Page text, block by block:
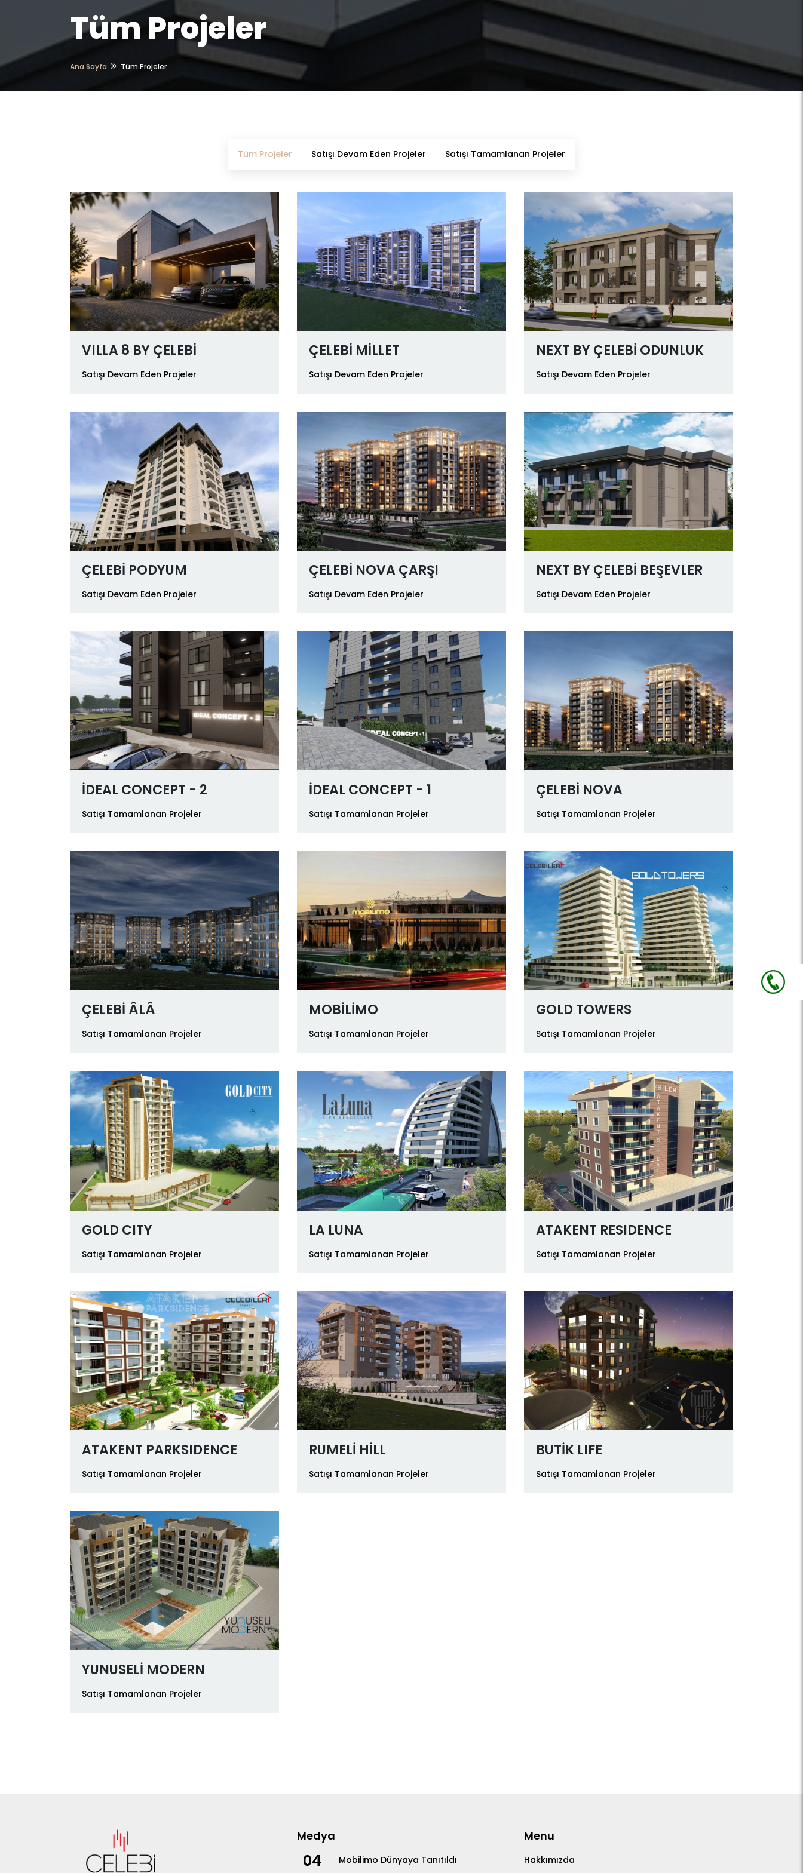
Tüm Projeler
Ana Sayfa Tüm Projeler
Tüm Projeler Satışı Devam Eden Projeler Satışı Tamamlanan Projeler
VILLA 8 BY ÇELEBİ
Satışı Devam Eden Projeler
ÇELEBİ MİLLET
Satışı Devam Eden Projeler
NEXT BY ÇELEBİ ODUNLUK
Satışı Devam Eden Projeler
ÇELEBİ PODYUM
Satışı Devam Eden Projeler
ÇELEBİ NOVA ÇARŞI
Satışı Devam Eden Projeler
NEXT BY ÇELEBİ BEŞEVLER
Satışı Devam Eden Projeler
İDEAL CONCEPT - 2
Satışı Tamamlanan Projeler
İDEAL CONCEPT - 1
Satışı Tamamlanan Projeler
ÇELEBİ NOVA
Satışı Tamamlanan Projeler
ÇELEBİ ÂLÂ
Satışı Tamamlanan Projeler
MOBİLİMO
Satışı Tamamlanan Projeler
GOLD TOWERS
Satışı Tamamlanan Projeler
GOLD CITY
Satışı Tamamlanan Projeler
LA LUNA
Satışı Tamamlanan Projeler
ATAKENT RESIDENCE
Satışı Tamamlanan Projeler
ATAKENT PARKSIDENCE
Satışı Tamamlanan Projeler
RUMELİ HİLL
Satışı Tamamlanan Projeler
BUTİK LIFE
Satışı Tamamlanan Projeler
YUNUSELİ MODERN
Satışı Tamamlanan Projeler
Medya
04 Mobilimo Dünyaya Tanıtıldı
Menu
Hakkımızda